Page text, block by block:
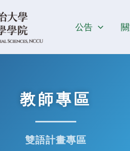
公告
教師專區
雙語計畫專區